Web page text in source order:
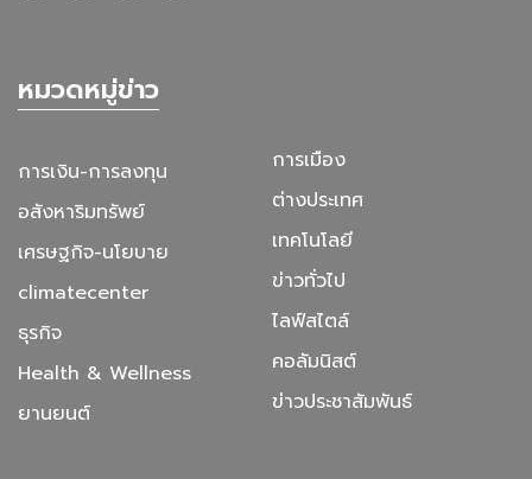
หมวดหมู่ข่าว
การเงิน-การลงทุน
อสังหาริมทรัพย์
เศรษฐกิจ-นโยบาย
climatecenter
ธุรกิจ
Health & Wellness
ยานยนต์
การเมือง
ต่างประเทศ
เทคโนโลยี
ข่าวทั่วไป
ไลฟ์สไตล์
คอลัมนิสต์
ข่าวประชาสัมพันธ์